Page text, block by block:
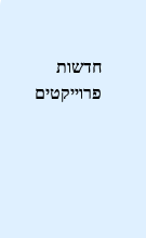
חדשות
פרוייקטים